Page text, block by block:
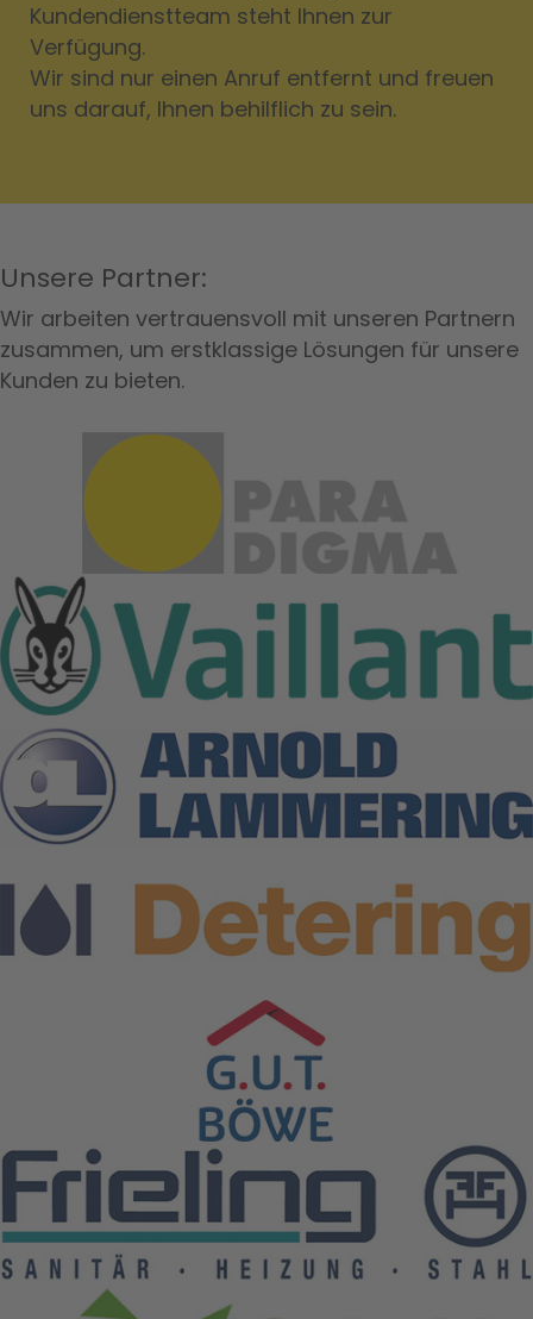
Kundendienstteam steht Ihnen zur
Verfügung.
Wir sind nur einen Anruf entfernt und freuen
uns darauf, Ihnen behilflich zu sein.
Unsere Partner:
Wir arbeiten vertrauensvoll mit unseren Partnern
zusammen, um erstklassige Lösungen für unsere
Kunden zu bieten.